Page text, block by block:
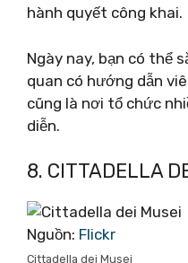
hành quyết công khai.
Ngày nay, bạn có thể
quan có hướng dẫn
cũng là nơi tổ chức
diễn.
8. CITTADELLA
Nguồn: Flickr
Cittadella dei Musei